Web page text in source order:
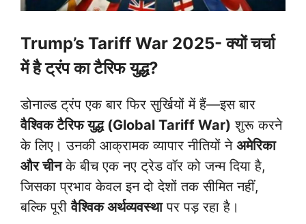
Trump’s Tariff War 2025-क्यों चर्चा
में है ट्रंप का टैरिफ युद्ध?
डोनाल्ड ट्रंप एक बार फिर सुर्खियों में हैं—इस बार
वैश्विक टैरिफ युद्ध (Global Tariff War) शुरू करने
के लिए। उनकी आक्रामक व्यापार नीतियों ने अमेरिका
और चीनके बीच एक नए ट्रेड वॉर को जन्म दिया है,
जिसका प्रभाव केवल इन दो देशों तक सीमित नहीं,
बल्कि पूरीवैश्विक अर्थव्यवस्थापर पड़ रहा है।